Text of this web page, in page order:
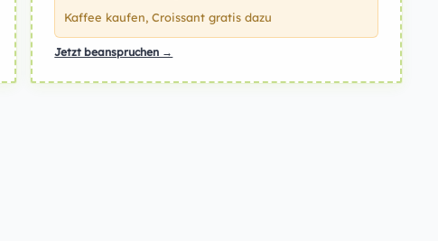
Kaffee kaufen, Croissant gratis dazu
Jetzt beanspruchen →